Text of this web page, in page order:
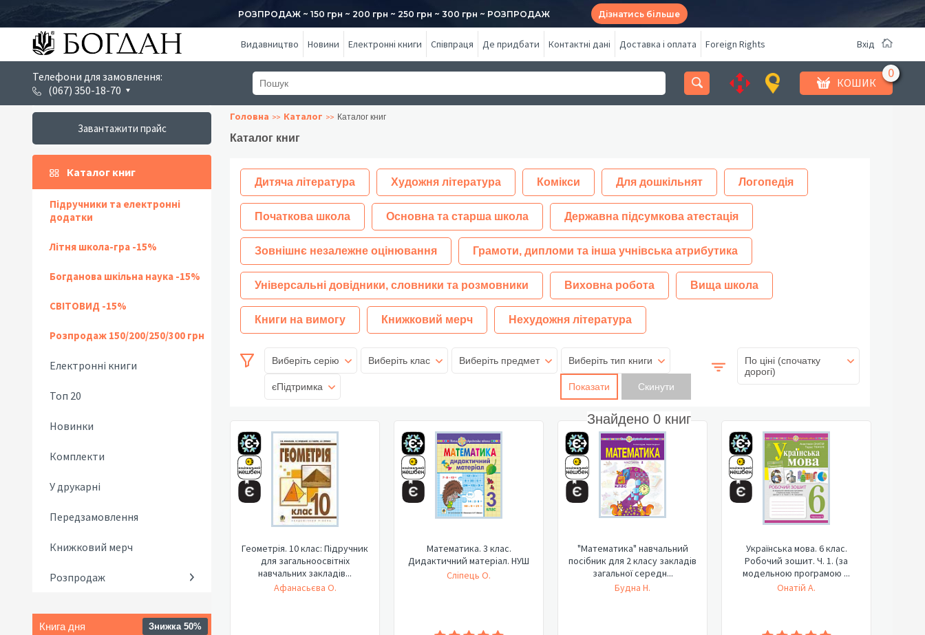
РОЗПРОДАЖ ~ 150 грн ~ 200 грн ~ 250 грн ~ 300 грн ~ РОЗПРОДАЖ Дізнатись більше
Видавництво Новини Електронні книги Співпраця Де придбати Контактні дані Доставка і оплата Foreign Rights Вхід
Телефони для замовлення:
(067) 350-18-70
КОШИК
Завантажити прайс
Каталог книг
Підручники та електронні
додатки
Літня школа-гра -15%
Богданова шкільна наука -15%
СВІТОВИД -15%
Розпродаж 150/200/250/300 грн
Електронні книги
Топ 20
Новинки
Комплекти
У друкарні
Передзамовлення
Книжковий мерч
Розпродаж
Книга дня Знижка 50%
Головна Каталог Каталог книг
Каталог книг
Дитяча література Художня література Комікси Для дошкільнят Логопедія
Початкова школа Основна та старша школа Державна підсумкова атестація
Зовнішнє незалежне оцінювання Грамоти, дипломи та інша учнівська атрибутика
Універсальні довідники, словники та розмовники Виховна робота Вища школа
Книги на вимогу Книжковий мерч Нехудожня література
Виберіть серію Виберіть клас Виберіть предмет Виберіть тип книги
єПідтримка Показати
Знайдено 0 книг
По ціні (спочатку
дорогі)
Геометрія. 10 клас: Підручник
для загальноосвітніх
навчальних закладів...
Афанасьєва О.
Математика. 3 клас.
Дидактичний матеріал. НУШ
Сліпець О.
"Математика" навчальний
посібник для 2 класу закладів
загальної середн...
Будна Н.
Українська мова. 6 клас.
Робочий зошит. Ч. 1. (за
модельною програмою ...
Онатій А.